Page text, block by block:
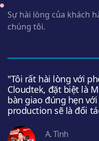
Sự hài lòng của khách
chúng tôi.
"Tôi rất hài lòng với
Cloudtek, đặt biệt là
bàn giao đúng hẹn
production sẽ là đối
A. Tình